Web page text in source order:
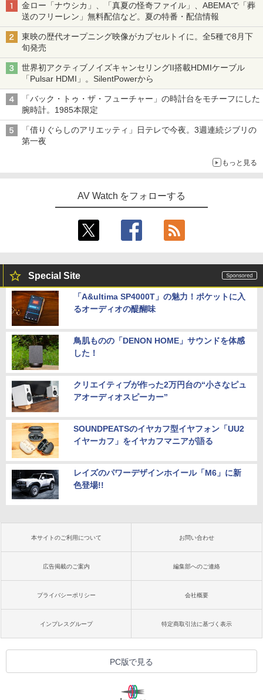
金ロー「ナウシカ」、「真夏の怪奇ファイル」、ABEMAで「葬
送のフリーレン」無料配信など。夏の特番・配信情報
東映の歴代オープニング映像がカプセルトイに。全5種で8月下
旬発売
世界初アクティブノイズキャンセリングII搭載HDMIケーブル
「Pulsar HDMI」。SilentPowerから
「バック・トゥ・ザ・フューチャー」の時計台をモチーフにした
腕時計。1985本限定
「借りぐらしのアリエッティ」日テレで今夜。3週連続ジブリの
第一夜
もっと見る
AV Watch をフォローする
Special Site
「A&ultima SP4000T」の魅力！ポケットに入
るオーディオの醍醐味
鳥肌ものの「DENON HOME」サウンドを体感
した！
クリエイティブが作った2万円台の“小さなピュ
アオーディオスピーカー”
SOUNDPEATSのイヤカフ型イヤフォン「UU2
イヤーカフ」をイヤカフマニアが語る
レイズのパワーデザインホイール「M6」に新
色登場!!
本サイトのご利用について お問い合わせ
広告掲載のご案内 編集部へのご連絡
プライバシーポリシー 会社概要
インプレスグループ 特定商取引法に基づく表示
PC版で見る